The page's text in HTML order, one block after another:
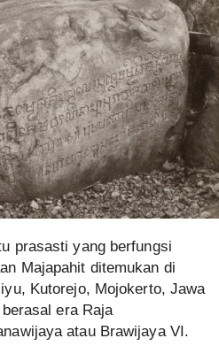
prasasti yang berfungsi
Majapahit ditemukan di
Kutorejo, Mojokerto, Jawa
era Raja
atau Brawijaya VI.